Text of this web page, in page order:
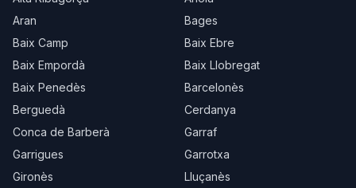
Aran
Bages
Baix Camp
Baix Ebre
Baix Empordà
Baix Llobregat
Baix Penedès
Barcelonès
Berguedà
Cerdanya
Conca de Barberà
Garraf
Garrigues
Garrotxa
Gironès
Lluçanès